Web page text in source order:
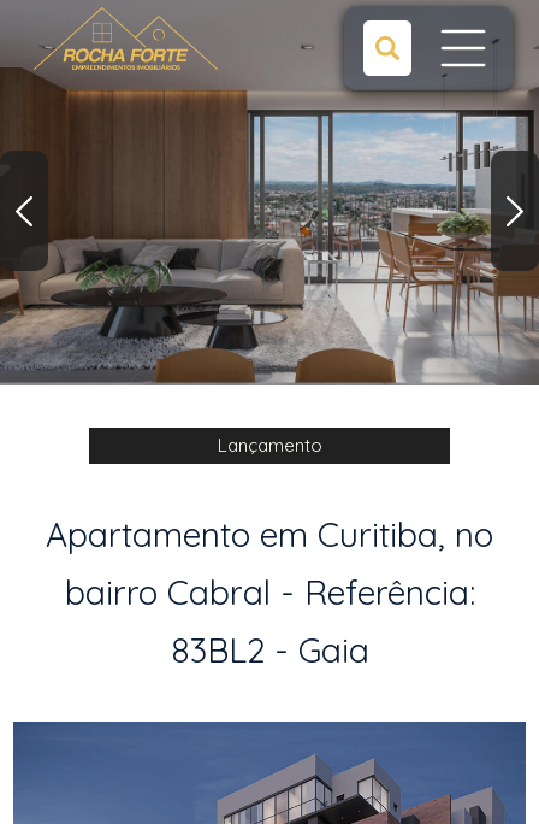
Lançamento
Apartamento em Curitiba, no
bairro Cabral - Referência:
83BL2 - Gaia